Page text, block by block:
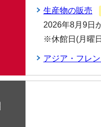
生産物の販売
2026年8月9日
※休館日(月曜
アジア・フレ